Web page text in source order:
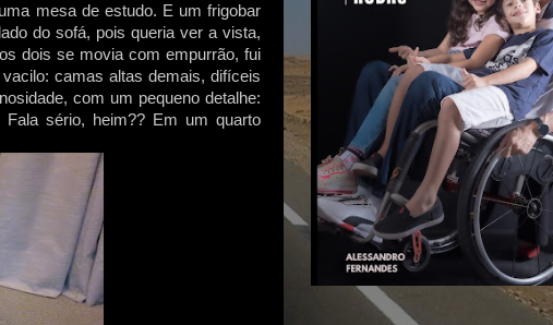
mesa de estudo. E um frigobar
do sofá, pois queria ver a vista,
dois se movia com empurrão, fui
camas altas demais, difíceis
com um pequeno detalhe:
Fala sério, heim?? Em um quarto